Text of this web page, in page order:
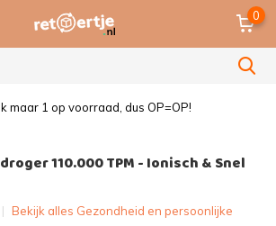
0
maar 1 op voorraad, dus OP=OP!
110.000 TPM - Ionisch & Snel
| Bekijk alles Gezondheid en persoonlijke